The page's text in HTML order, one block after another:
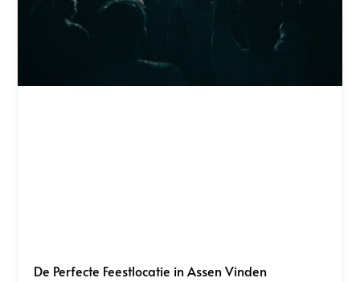
De Perfecte Feestlocatie in Assen Vinden